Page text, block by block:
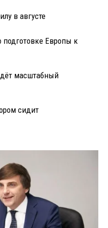
в августе
Европы к
масштабный
сидит